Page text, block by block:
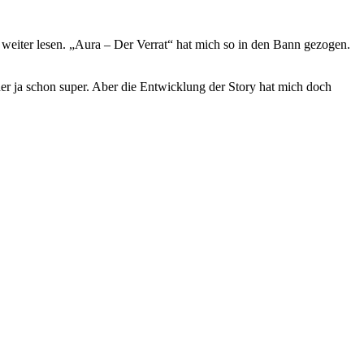
lesen. „Aura – Der Verrat“ hat mich so in den Bann gezogen.
ja schon super. Aber die Entwicklung der Story hat mich doch